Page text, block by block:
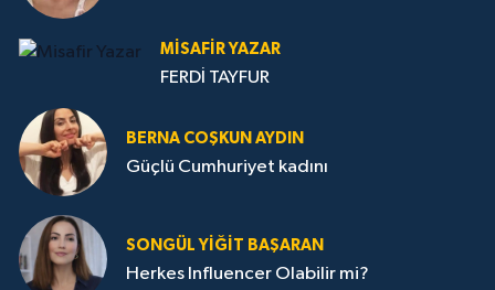
MISAFIR YAZAR
FERDİ TAYFUR
BERNA COŞKUN AYDIN
Güçlü Cumhuriyet kadını
SONGÜL YIĞIT BAŞARAN
Herkes Influencer Olabilir mi?